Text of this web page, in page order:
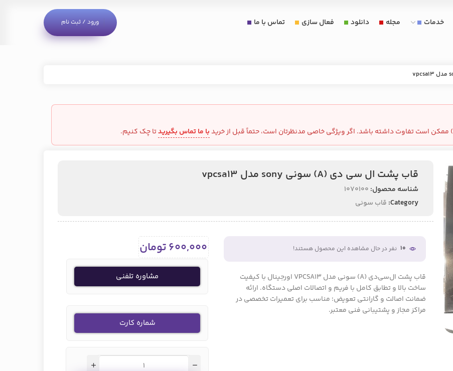
خدمات مجله دانلود فعال سازی تماس با ما ورود / ثبت نام
است تفاوت داشته باشد. اگر ویژگی خاصی مدنظرتان است، حتماً قبل از خریدبا ما تماس بگیریدتا چک کنیم.
قاب پشت ال سی دی (A) سونی sony مدل vpcsa13
شناسه محصول: 1070100
Category: قاب سونی
10 نفر در حال مشاهده این محصول هستند!
قاب پشت ال‌سی‌دی (A) سونی مدل VPCSA13 اورجینال با کیفیت
ساخت بالا و تطابق کامل با فریم و اتصالات اصلی دستگاه. ارائه
ضمانت اصالت و گارانتی تعویض؛ مناسب برای تعمیرات تخصصی در
مراکز مجاز و پشتیبانی فنی معتبر.
600,000تومان
مشاوره تلفنی
شماره کارت